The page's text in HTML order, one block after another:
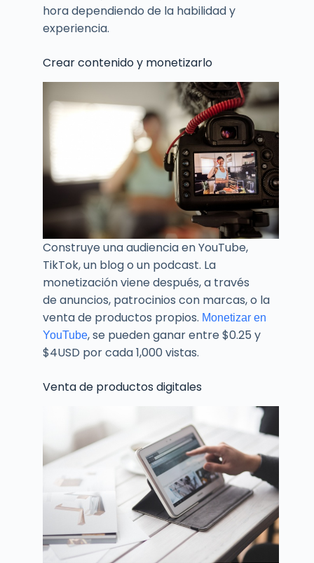
hora dependiendo de la habilidad y
experiencia.
Crear contenido y monetizarlo
Construye una audiencia en YouTube,
TikTok, un blog o un podcast. La
monetización viene después, a través
de anuncios, patrocinios con marcas, o la
venta de productos propios. Monetizar en
YouTube, se pueden ganar entre $0.25 y
$4USD por cada 1,000 vistas.
Venta de productos digitales